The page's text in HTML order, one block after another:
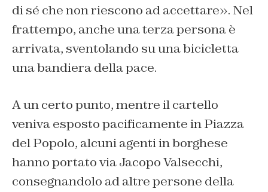
di sé che non riescono ad accettare». Nel
frattempo, anche una terza persona è
arrivata, sventolando su una bicicletta
una bandiera della pace.
A un certo punto, mentre il cartello
veniva esposto pacificamente in Piazza
del Popolo, alcuni agenti in borghese
hanno portato via Jacopo Valsecchi,
consegnandolo ad altre persone della